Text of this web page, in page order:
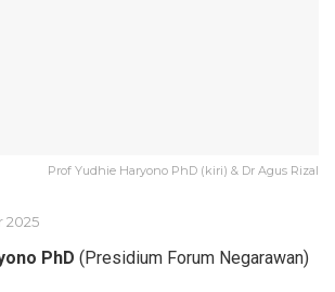
Prof Yudhie Haryono PhD (kiri) & Dr Agus Rizal
2025
PhD (Presidium Forum Negarawan)